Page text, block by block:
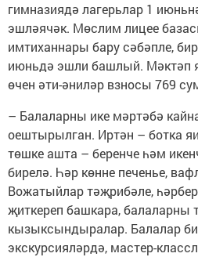
гимназиядә лагерьлар 1
эшләячәк. Мөслим лицее
имтиханнары бару сәбәпле,
июньдә эшли башлый. Мәктәп
өчен әти-әниләр взносы 769
– Балаларны ике мәртәбә
оештырылган. Иртән – ботка
төшке ашта – беренче һәм
бирелә. Һәр көнне печенье,
Вожатыйлар тәҗрибәле,
җиткереп башкара, балаларны
кызыксындыралар. Балалар
экскурсияләрдә, мастер-